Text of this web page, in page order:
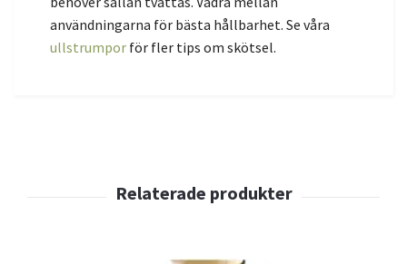
användningarna för bästa hållbarhet. Se våra
ullstrumpor för fler tips om skötsel.